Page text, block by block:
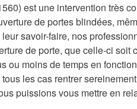
est une intervention très
de portes blindées,
savoir-faire, nos
de porte, que celle-ci soit
ou moins de temps en
les cas rentrer
puissions vous mettre en